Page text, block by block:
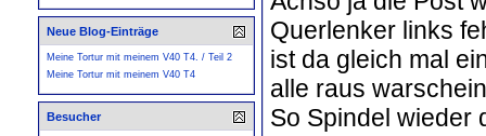
Querlenker links
ist da gleich mal
alle raus
So Spindel wieder
Neue Blog-Einträge
Meine Tortur mit meinem V40 T4. / Teil 2
Meine Tortur mit meinem V40 T4
Besucher